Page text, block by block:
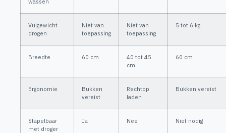
Vulgewicht
drogen
Niet van
toepassing
Niet van
toepassing
5 tot 6 kg
Breedte 60 cm
40 tot 45
cm
60 cm
Ergonomie
Bukken
vereist
Rechtop
laden
Bukken vereist
Stapelbaar
met droger
Ja Nee Niet nodig